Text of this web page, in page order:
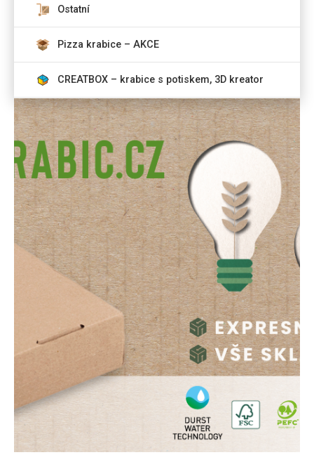
Ostatní
Pizza krabice – AKCE
CREATBOX – krabice s potiskem, 3D kreator